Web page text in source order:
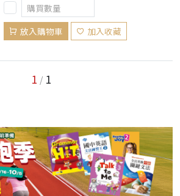
放入購物車 加入收藏
1 / 1